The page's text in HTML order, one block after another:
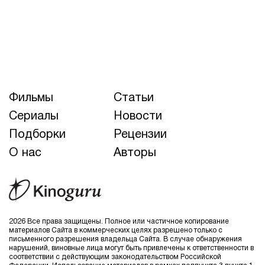
2026 Все права защищены. Полное или частичное копирование
материалов Сайта в коммерческих целях разрешено только с
письменного разрешения владельца Сайта. В случае обнаружения
нарушений, виновные лица могут быть привлечены к ответственности в
соответствии с действующим законодательством Российской
Фильмы
Статьи
Сериалы
Новости
Подборки
Рецензии
О нас
Авторы